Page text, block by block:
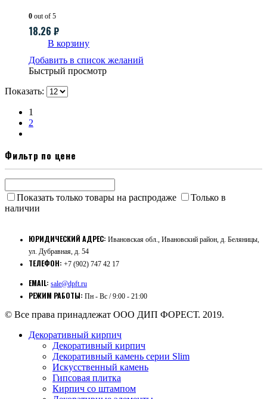
0 out of 5
18.26 ₽
В корзину
Добавить в список желаний
Быстрый просмотр
Показать:
1
2
Фильтр по цене
Показать только товары на распродаже
Только в
наличии
ЮРИДИЧЕСКИЙ АДРЕС: Ивановская обл., Ивановский район, д. Беляницы,
ул. Дубравная, д. 54
ТЕЛЕФОН: +7 (902) 747 42 17
EMAIL: sale@dpft.ru
РЕЖИМ РАБОТЫ: Пн - Вс / 9:00 - 21:00
© Все права принадлежат ООО ДИП ФОРЕСТ. 2019.
Декоративный кирпич
Декоративный кирпич
Декоративный камень серии Slim
Искусственный камень
Гипсовая плитка
Кирпич со штампом